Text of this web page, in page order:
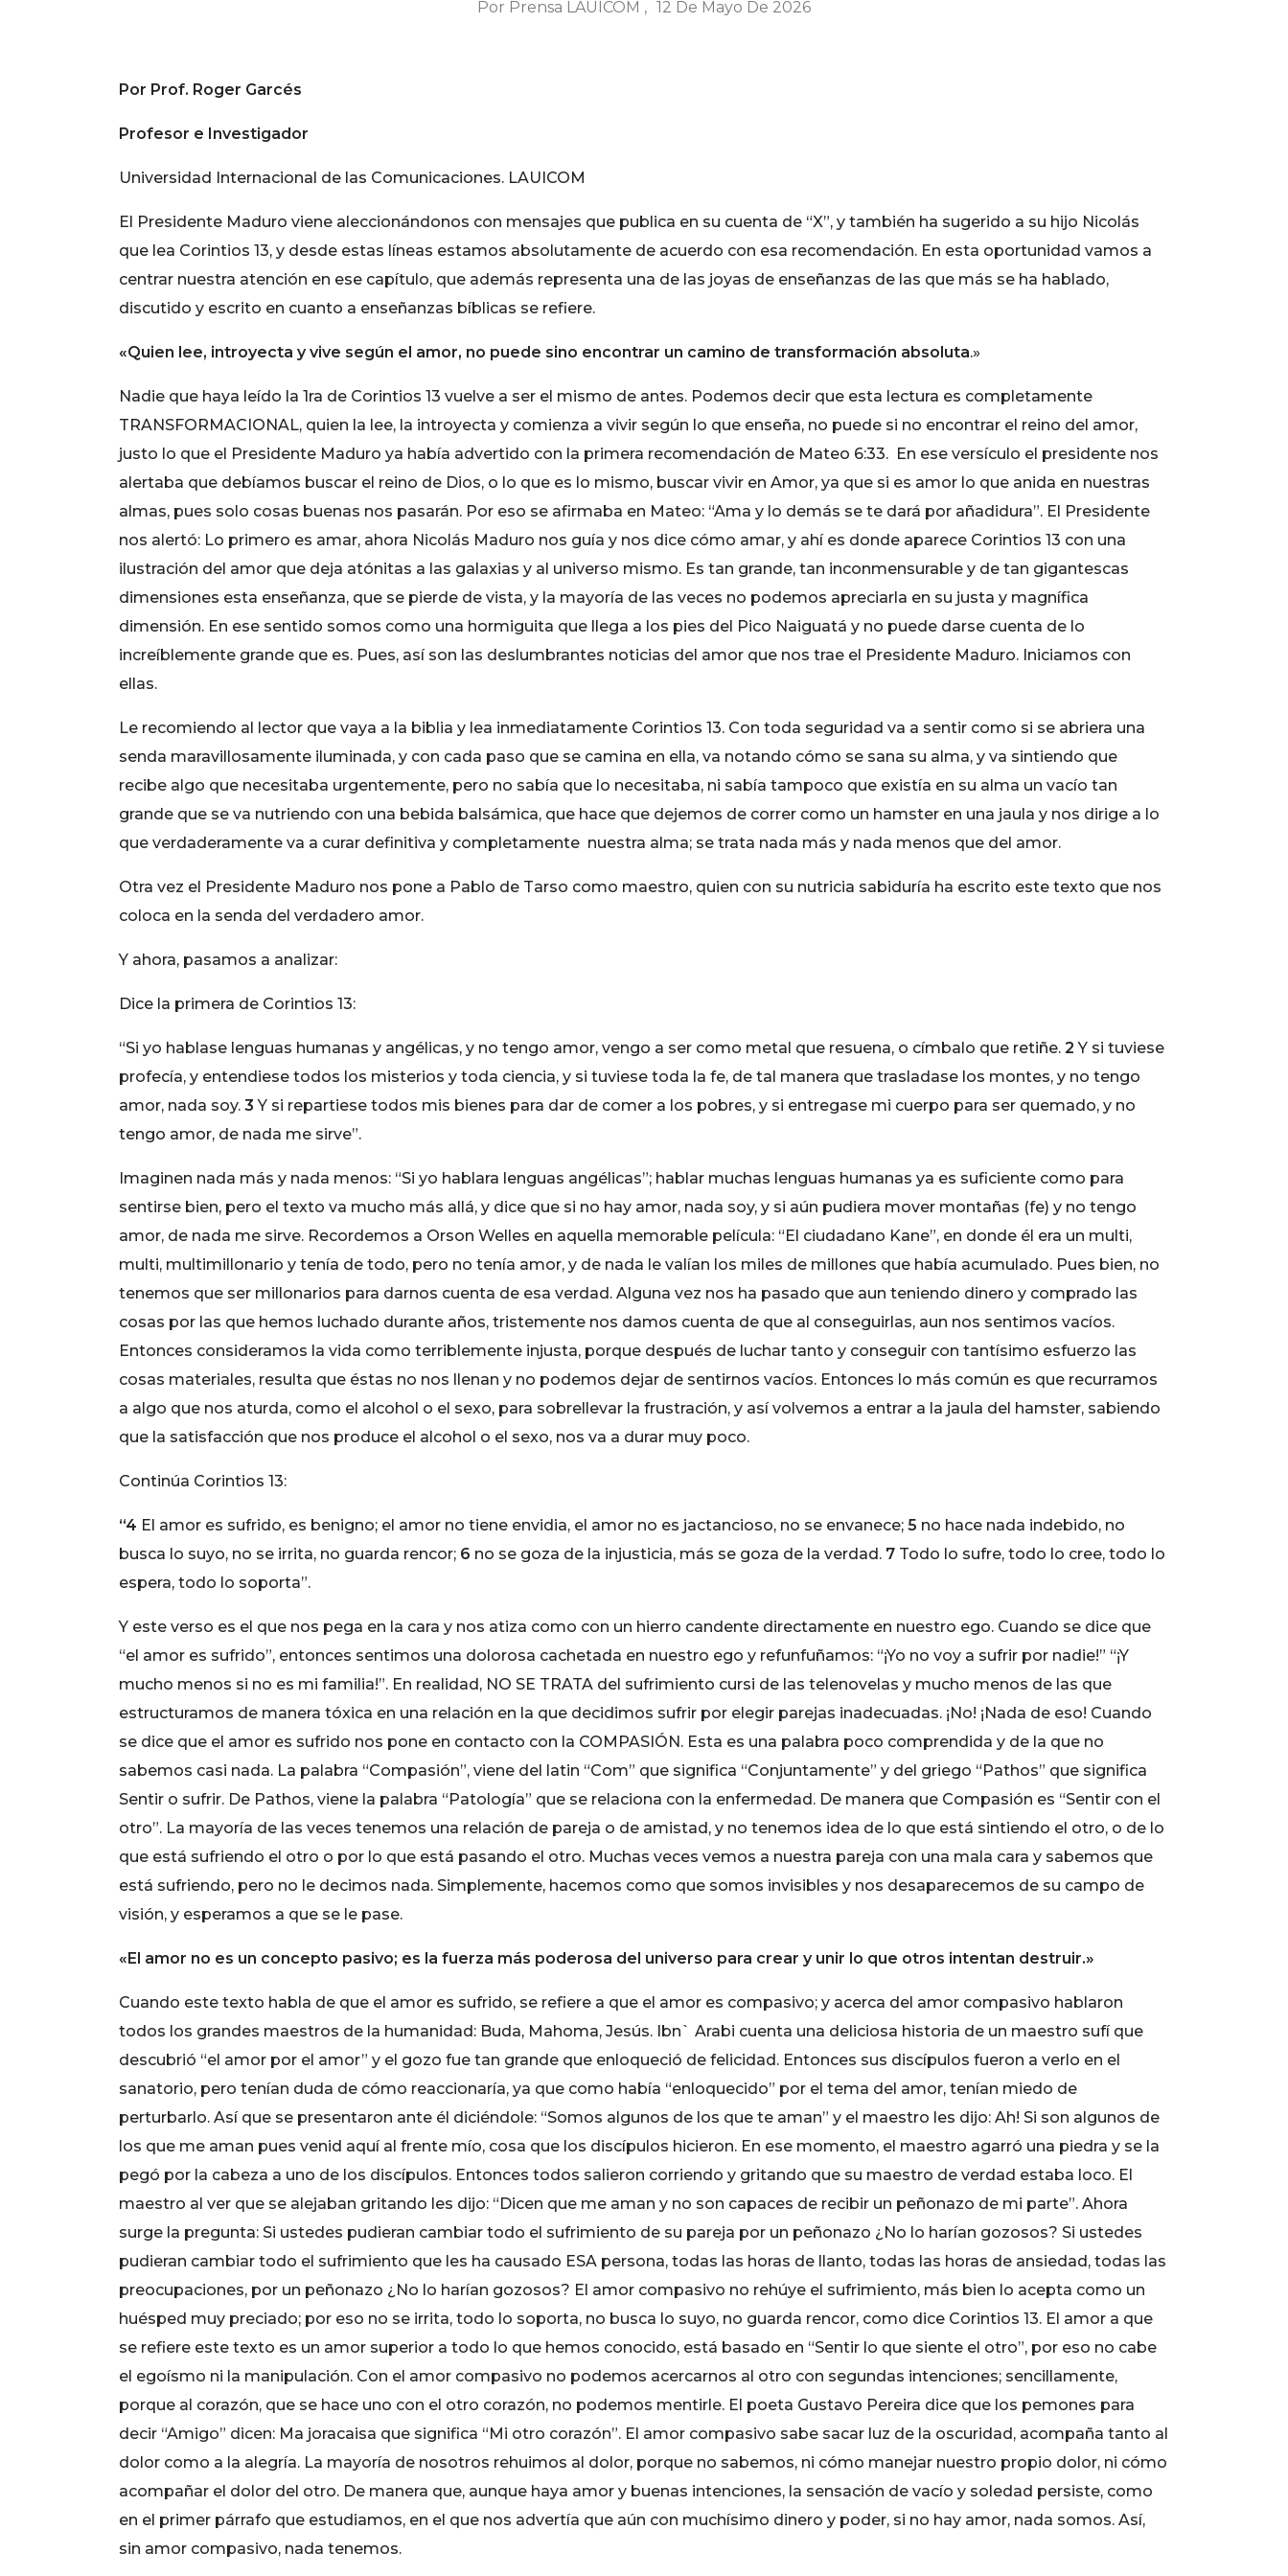
12 De Mayo De 2026
Por Prensa LAUICOM
Por Prof. Roger Garcés
Profesor e Investigador
Universidad Internacional de las Comunicaciones. LAUICOM
El Presidente Maduro viene aleccionándonos con mensajes que publica en su cuenta de “X”, y también ha sugerido a su hijo Nicolás
que lea Corintios 13, y desde estas líneas estamos absolutamente de acuerdo con esa recomendación. En esta oportunidad vamos a
centrar nuestra atención en ese capítulo, que además representa una de las joyas de enseñanzas de las que más se ha hablado,
discutido y escrito en cuanto a enseñanzas bíblicas se refiere.
«Quien lee, introyecta y vive según el amor, no puede sino encontrar un camino de transformación absoluta.»
Nadie que haya leído la 1ra de Corintios 13 vuelve a ser el mismo de antes. Podemos decir que esta lectura es completamente
TRANSFORMACIONAL, quien la lee, la introyecta y comienza a vivir según lo que enseña, no puede si no encontrar el reino del amor,
justo lo que el Presidente Maduro ya había advertido con la primera recomendación de Mateo 6:33. En ese versículo el presidente nos
alertaba que debíamos buscar el reino de Dios, o lo que es lo mismo, buscar vivir en Amor, ya que si es amor lo que anida en nuestras
almas, pues solo cosas buenas nos pasarán. Por eso se afirmaba en Mateo: “Ama y lo demás se te dará por añadidura”. El Presidente
nos alertó: Lo primero es amar, ahora Nicolás Maduro nos guía y nos dice cómo amar, y ahí es donde aparece Corintios 13 con una
ilustración del amor que deja atónitas a las galaxias y al universo mismo. Es tan grande, tan inconmensurable y de tan gigantescas
dimensiones esta enseñanza, que se pierde de vista, y la mayoría de las veces no podemos apreciarla en su justa y magnífica
dimensión. En ese sentido somos como una hormiguita que llega a los pies del Pico Naiguatá y no puede darse cuenta de lo
increíblemente grande que es. Pues, así son las deslumbrantes noticias del amor que nos trae el Presidente Maduro. Iniciamos con
ellas.
Le recomiendo al lector que vaya a la biblia y lea inmediatamente Corintios 13. Con toda seguridad va a sentir como si se abriera una
senda maravillosamente iluminada, y con cada paso que se camina en ella, va notando cómo se sana su alma, y va sintiendo que
recibe algo que necesitaba urgentemente, pero no sabía que lo necesitaba, ni sabía tampoco que existía en su alma un vacío tan
grande que se va nutriendo con una bebida balsámica, que hace que dejemos de correr como un hamster en una jaula y nos dirige a lo
que verdaderamente va a curar definitiva y completamente nuestra alma; se trata nada más y nada menos que del amor.
Otra vez el Presidente Maduro nos pone a Pablo de Tarso como maestro, quien con su nutricia sabiduría ha escrito este texto que nos
coloca en la senda del verdadero amor.
Y ahora, pasamos a analizar:
Dice la primera de Corintios 13:
“Si yo hablase lenguas humanas y angélicas, y no tengo amor, vengo a ser como metal que resuena, o címbalo que retiñe.2Y si tuviese
profecía, y entendiese todos los misterios y toda ciencia, y si tuviese toda la fe, de tal manera que trasladase los montes, y no tengo
amor, nada soy.3Y si repartiese todos mis bienes para dar de comer a los pobres, y si entregase mi cuerpo para ser quemado, y no
tengo amor, de nada me sirve”.
Imaginen nada más y nada menos: “Si yo hablara lenguas angélicas”; hablar muchas lenguas humanas ya es suficiente como para
sentirse bien, pero el texto va mucho más allá, y dice que si no hay amor, nada soy, y si aún pudiera mover montañas (fe) y no tengo
amor, de nada me sirve. Recordemos a Orson Welles en aquella memorable película: “El ciudadano Kane”, en donde él era un multi,
multi, multimillonario y tenía de todo, pero no tenía amor, y de nada le valían los miles de millones que había acumulado. Pues bien, no
tenemos que ser millonarios para darnos cuenta de esa verdad. Alguna vez nos ha pasado que aun teniendo dinero y comprado las
cosas por las que hemos luchado durante años, tristemente nos damos cuenta de que al conseguirlas, aun nos sentimos vacíos.
Entonces consideramos la vida como terriblemente injusta, porque después de luchar tanto y conseguir con tantísimo esfuerzo las
cosas materiales, resulta que éstas no nos llenan y no podemos dejar de sentirnos vacíos. Entonces lo más común es que recurramos
a algo que nos aturda, como el alcohol o el sexo, para sobrellevar la frustración, y así volvemos a entrar a la jaula del hamster, sabiendo
que la satisfacción que nos produce el alcohol o el sexo, nos va a durar muy poco.
Continúa Corintios 13:
“4 El amor es sufrido, es benigno; el amor no tiene envidia, el amor no es jactancioso, no se envanece;5 no hace nada indebido, no
busca lo suyo, no se irrita, no guarda rencor; 6 no se goza de la injusticia, más se goza de la verdad. 7 Todo lo sufre, todo lo cree, todo lo
espera, todo lo soporta”.
Y este verso es el que nos pega en la cara y nos atiza como con un hierro candente directamente en nuestro ego. Cuando se dice que
“el amor es sufrido”, entonces sentimos una dolorosa cachetada en nuestro ego y refunfuñamos: “¡Yo no voy a sufrir por nadie!” “¡Y
mucho menos si no es mi familia!”. En realidad, NO SE TRATA del sufrimiento cursi de las telenovelas y mucho menos de las que
estructuramos de manera tóxica en una relación en la que decidimos sufrir por elegir parejas inadecuadas. ¡No! ¡Nada de eso! Cuando
se dice que el amor es sufrido nos pone en contacto con la COMPASIÓN. Esta es una palabra poco comprendida y de la que no
sabemos casi nada. La palabra “Compasión”, viene del latin “Com” que significa “Conjuntamente” y del griego “Pathos” que significa
Sentir o sufrir. De Pathos, viene la palabra “Patología” que se relaciona con la enfermedad. De manera que Compasión es “Sentir con el
otro”. La mayoría de las veces tenemos una relación de pareja o de amistad, y no tenemos idea de lo que está sintiendo el otro, o de lo
que está sufriendo el otro o por lo que está pasando el otro. Muchas veces vemos a nuestra pareja con una mala cara y sabemos que
está sufriendo, pero no le decimos nada. Simplemente, hacemos como que somos invisibles y nos desaparecemos de su campo de
visión, y esperamos a que se le pase.
«El amor no es un concepto pasivo; es la fuerza más poderosa del universo para crear y unir lo que otros intentan destruir.»
Cuando este texto habla de que el amor es sufrido, se refiere a que el amor es compasivo; y acerca del amor compasivo hablaron
todos los grandes maestros de la humanidad: Buda, Mahoma, Jesús. Ibn` Arabi cuenta una deliciosa historia de un maestro sufí que
descubrió “el amor por el amor” y el gozo fue tan grande que enloqueció de felicidad. Entonces sus discípulos fueron a verlo en el
sanatorio, pero tenían duda de cómo reaccionaría, ya que como había “enloquecido” por el tema del amor, tenían miedo de
perturbarlo. Así que se presentaron ante él diciéndole: “Somos algunos de los que te aman” y el maestro les dijo: Ah! Si son algunos de
los que me aman pues venid aquí al frente mío, cosa que los discípulos hicieron. En ese momento, el maestro agarró una piedra y se la
pegó por la cabeza a uno de los discípulos. Entonces todos salieron corriendo y gritando que su maestro de verdad estaba loco. El
maestro al ver que se alejaban gritando les dijo: “Dicen que me aman y no son capaces de recibir un peñonazo de mi parte”. Ahora
surge la pregunta: Si ustedes pudieran cambiar todo el sufrimiento de su pareja por un peñonazo ¿No lo harían gozosos? Si ustedes
pudieran cambiar todo el sufrimiento que les ha causado ESA persona, todas las horas de llanto, todas las horas de ansiedad, todas las
preocupaciones, por un peñonazo ¿No lo harían gozosos? El amor compasivo no rehúye el sufrimiento, más bien lo acepta como un
huésped muy preciado; por eso no se irrita, todo lo soporta, no busca lo suyo, no guarda rencor, como dice Corintios 13. El amor a que
se refiere este texto es un amor superior a todo lo que hemos conocido, está basado en “Sentir lo que siente el otro”, por eso no cabe
el egoísmo ni la manipulación. Con el amor compasivo no podemos acercarnos al otro con segundas intenciones; sencillamente,
porque al corazón, que se hace uno con el otro corazón, no podemos mentirle. El poeta Gustavo Pereira dice que los pemones para
decir “Amigo” dicen: Ma joracaisa que significa “Mi otro corazón”. El amor compasivo sabe sacar luz de la oscuridad, acompaña tanto al
dolor como a la alegría. La mayoría de nosotros rehuimos al dolor, porque no sabemos, ni cómo manejar nuestro propio dolor, ni cómo
acompañar el dolor del otro. De manera que, aunque haya amor y buenas intenciones, la sensación de vacío y soledad persiste, como
en el primer párrafo que estudiamos, en el que nos advertía que aún con muchísimo dinero y poder, si no hay amor, nada somos. Así,
sin amor compasivo, nada tenemos.